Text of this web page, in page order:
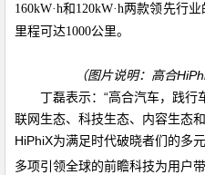
160kW·h和120kW·h两款领先行业
里程可达1000公里。
（图片说明：高合
丁磊表示：“高合汽车，践行
联网生态、科技生态、内容生态
HiPhiX为满足时代破晓者们的多
多项引领全球的前瞻科技为用户